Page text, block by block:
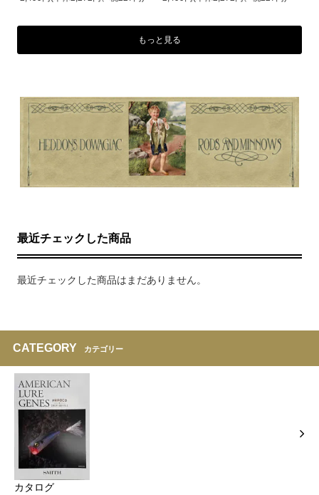
もっと見る
最近チェックした商品
最近チェックした商品はまだありません。
CATEGORY カテゴリー
カタログ